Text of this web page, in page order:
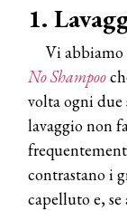
1.
Vi
No Shampoo
volta ogni due
lavaggio non
contrastano i
capelluto e,